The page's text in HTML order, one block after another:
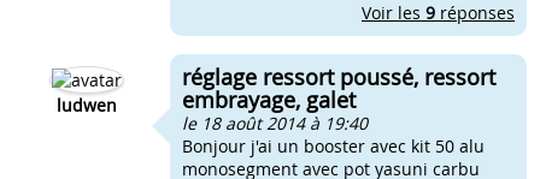
Voir les 9 réponses
ludwen
réglage ressort poussé, ressort
embrayage, galet
le 18 août 2014 à 19:40
Bonjour j'ai un booster avec kit 50 alu
monosegment avec pot yasuni carbu